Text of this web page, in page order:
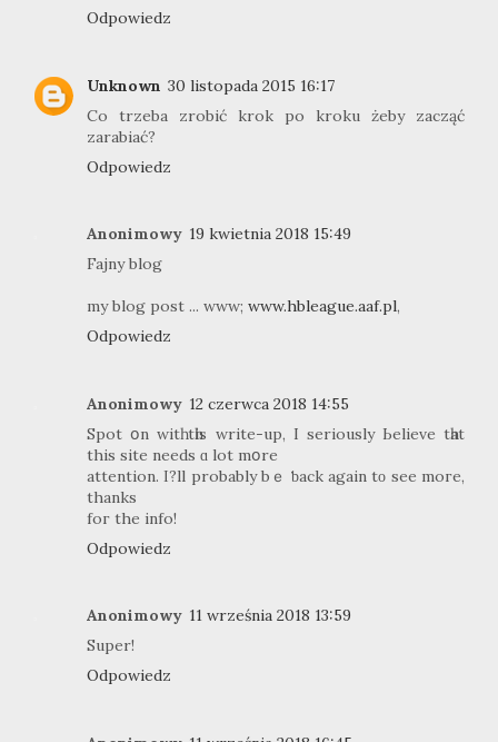
Odpowiedz
Unknown 30 listopada 2015 16:17
Co trzeba zrobić krok po kroku żeby zacząć
zarabiać?
Odpowiedz
Anonimowy 19 kwietnia 2018 15:49
Fajny blog
my blog post ... www; www.hbleague.aaf.pl,
Odpowiedz
Anonimowy 12 czerwca 2018 14:55
Spot օn witһ tһіѕ write-up, I seriously Ьelieve tһat
this site neеds ɑ lot mօre
attention. Ι?ll probаbly bｅ ƅack again tο seе moгe,
thanks
foг the info!
Odpowiedz
Anonimowy 11 września 2018 13:59
Super!
Odpowiedz